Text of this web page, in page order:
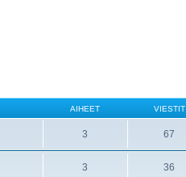
AIHEET VIESTIT
3 67
3 36